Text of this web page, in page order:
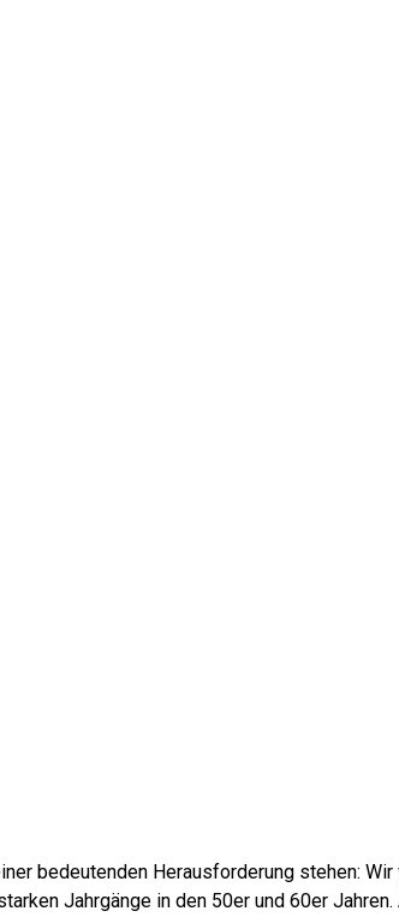
bedeutenden Herausforderung stehen:
Jahrgänge in den 50er und 60er Jahren.